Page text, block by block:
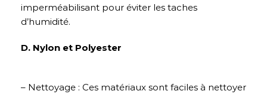
imperméabilisant pour éviter les taches
d’humidité.
D. Nylon et Polyester
– Nettoyage : Ces matériaux sont faciles à nettoyer